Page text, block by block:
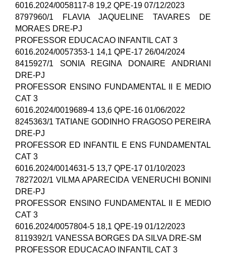
6016.2024/0058117-8 19,2 QPE-19 07/12/2023
8797960/1 FLAVIA JAQUELINE TAVARES DE
MORAES DRE-PJ
PROFESSOR EDUCACAO INFANTIL CAT 3
6016.2024/0057353-1 14,1 QPE-17 26/04/2024
8415927/1 SONIA REGINA DONAIRE ANDRIANI
DRE-PJ
PROFESSOR ENSINO FUNDAMENTAL II E MEDIO
CAT 3
6016.2024/0019689-4 13,6 QPE-16 01/06/2022
8245363/1 TATIANE GODINHO FRAGOSO PEREIRA
DRE-PJ
PROFESSOR ED INFANTIL E ENS FUNDAMENTAL
CAT 3
6016.2024/0014631-5 13,7 QPE-17 01/10/2023
7827202/1 VILMA APARECIDA VENERUCHI BONINI
DRE-PJ
PROFESSOR ENSINO FUNDAMENTAL II E MEDIO
CAT 3
6016.2024/0057804-5 18,1 QPE-19 01/12/2023
8119392/1 VANESSA BORGES DA SILVA DRE-SM
PROFESSOR EDUCACAO INFANTIL CAT 3